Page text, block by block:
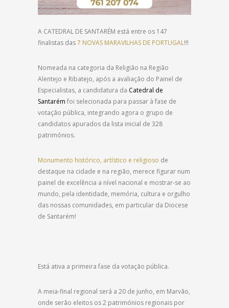
A CATEDRAL DE SANTARÉM está entre os 147
finalistas das7 NOVAS MARAVILHAS DE PORTUGAL!!!
Nomeada na categoria da Religião na Região
Alentejo e Ribatejo, após a avaliação do Painel de
Especialistas, a candidatura da Catedral de
Santarém foi selecionada para passar à fase de
votação pública, integrando agora o grupo de
candidatos apurados da lista inicial de 328
patrimónios.
Monumento histórico, artístico e religioso de
destaque na cidade e na região, merece figurar num
painel de excelência a nível nacional e mostrar-se ao
mundo, pela identidade, memória, cultura e orgulho
das nossas comunidades, em particular da Diocese
de Santarém!
Está ativa a primeira fase da votação pública.
A meia-final regional será a 20 de junho, em Marvão,
onde serão eleitos os 2 patrimónios regionais por